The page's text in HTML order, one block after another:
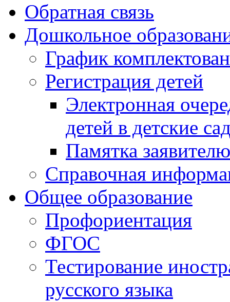
Обратная связь
Дошкольное
График
Регистрация детей
Электронная
детей в детские
Памятка заявителю
Справочная
Общее образование
Профориентация
ФГОС
Тестирование
русского языка